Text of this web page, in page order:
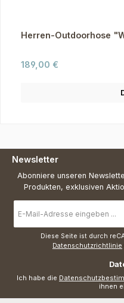
Herren-Outdoorhose
Regulärer Preis:
189,00 €
Newsletter
Abonniere unseren
Produkten, exklusiven
Mail-
Adresse
Diese Seite ist durch
Datenschutzrichtlinie
Ich habe die
ihnen